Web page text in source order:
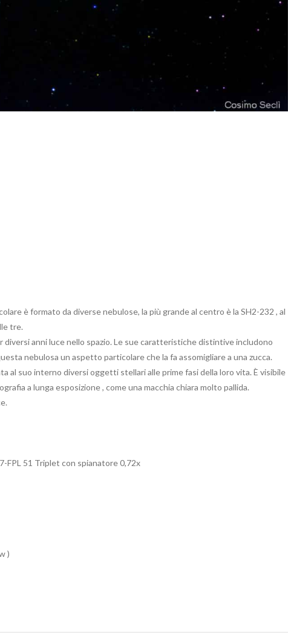
è formato da diverse nebulose, la più grande al centro è la SH2-232 , al
tre.
anni luce nello spazio. Le sue caratteristiche distintive includono
nebulosa un aspetto particolare che la fa assomigliare a una zucca.
al suo interno diversi oggetti stellari alle prime fasi della loro vita. È visibile
a lunga esposizione , come una macchia chiara molto pallida.
FPL 51 Triplet con spianatore 0,72x
)